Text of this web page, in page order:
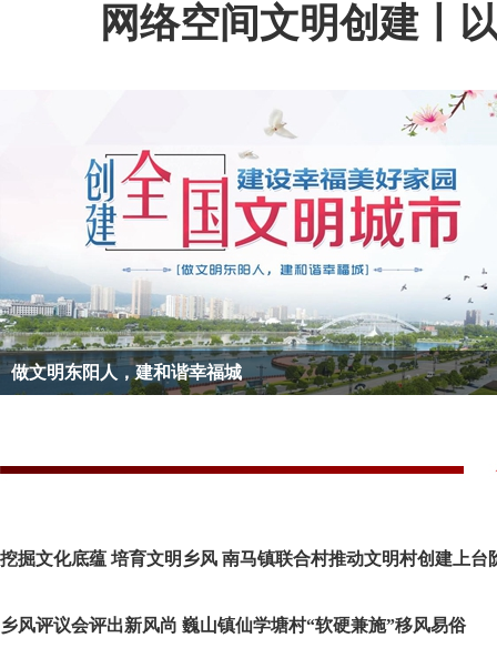
网络空间文明创建丨
做文明东阳人，建和谐幸福城
挖掘文化底蕴 培育文明乡风 南马镇联合村推动文明村创建上台
乡风评议会评出新风尚 巍山镇仙学塘村“软硬兼施”移风易俗